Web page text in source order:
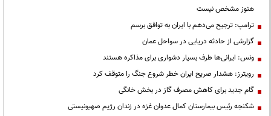
هنوز مشخص نیست
ترامپ: ترجیح می‌دهم با ایران به توافق برسم
گزارشی از حادثه دریایی در سواحل عمان
ونس: ایرانی‌ها طرف بسیار دشواری برای مذاکره هستند
رویترز: هشدار صریح ایران خطر شروع جنگ را متوقف کرد
گام جدید برای کاهش مصرف گاز در بخش خانگی
شکنجه رئیس بیمارستان کمال عدوان غزه در زندان رژیم صهیونیستی